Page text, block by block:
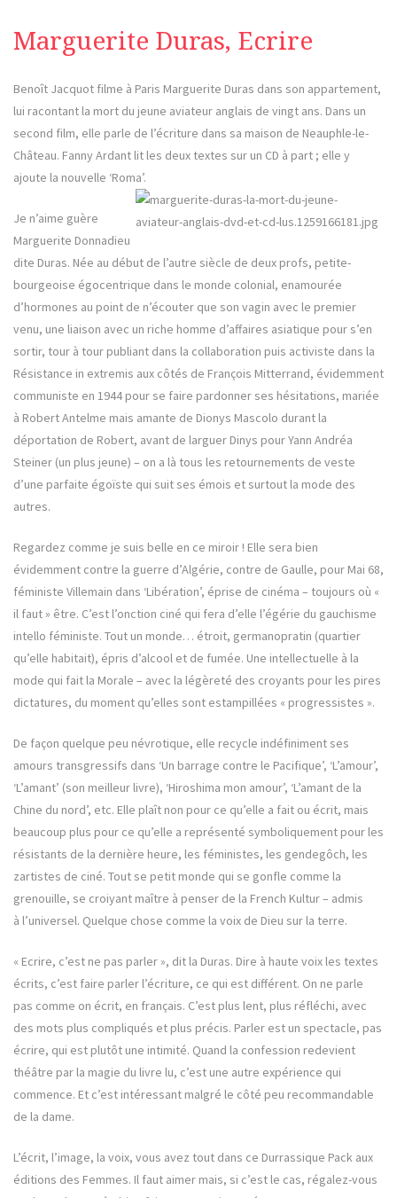
Marguerite Duras, Ecrire
Benoît Jacquot filme à Paris Marguerite Duras dans son appartement,
lui racontant la mort du jeune aviateur anglais de vingt ans. Dans un
second film, elle parle de l’écriture dans sa maison de Neauphle-le-
Château. Fanny Ardant lit les deux textes sur un CD à part ; elle y
ajoute la nouvelle ‘Roma’.
Je n’aime guère
Marguerite Donnadieu
dite Duras. Née au début de l’autre siècle de deux profs, petite-
bourgeoise égocentrique dans le monde colonial, enamourée
d’hormones au point de n’écouter que son vagin avec le premier
venu, une liaison avec un riche homme d’affaires asiatique pour s’en
sortir, tour à tour publiant dans la collaboration puis activiste dans la
Résistance in extremis aux côtés de François Mitterrand, évidemment
communiste en 1944 pour se faire pardonner ses hésitations, mariée
à Robert Antelme mais amante de Dionys Mascolo durant la
déportation de Robert, avant de larguer Dinys pour Yann Andréa
Steiner (un plus jeune) – on a là tous les retournements de veste
d’une parfaite égoïste qui suit ses émois et surtout la mode des
autres.
Regardez comme je suis belle en ce miroir ! Elle sera bien
évidemment contre la guerre d’Algérie, contre de Gaulle, pour Mai 68,
féministe Villemain dans ‘Libération’, éprise de cinéma – toujours où «
il faut » être. C’est l’onction ciné qui fera d’elle l’égérie du gauchisme
intello féministe. Tout un monde… étroit, germanopratin (quartier
qu’elle habitait), épris d’alcool et de fumée. Une intellectuelle à la
mode qui fait la Morale – avec la légèreté des croyants pour les pires
dictatures, du moment qu’elles sont estampillées « progressistes ».
De façon quelque peu névrotique, elle recycle indéfiniment ses
amours transgressifs dans ‘Un barrage contre le Pacifique’, ‘L’amour’,
‘L’amant’ (son meilleur livre), ‘Hiroshima mon amour’, ‘L’amant de la
Chine du nord’, etc. Elle plaît non pour ce qu’elle a fait ou écrit, mais
beaucoup plus pour ce qu’elle a représenté symboliquement pour les
résistants de la dernière heure, les féministes, les gendegôch, les
zartistes de ciné. Tout se petit monde qui se gonfle comme la
grenouille, se croiyant maître à penser de la French Kultur – admis
à l’universel. Quelque chose comme la voix de Dieu sur la terre.
« Ecrire, c’est ne pas parler », dit la Duras. Dire à haute voix les textes
écrits, c’est faire parler l’écriture, ce qui est différent. On ne parle
pas comme on écrit, en français. C’est plus lent, plus réfléchi, avec
des mots plus compliqués et plus précis. Parler est un spectacle, pas
écrire, qui est plutôt une intimité. Quand la confession redevient
théâtre par la magie du livre lu, c’est une autre expérience qui
commence. Et c’est intéressant malgré le côté peu recommandable
de la dame.
L’écrit, l’image, la voix, vous avez tout dans ce Durrassique Pack aux
éditions des Femmes. Il faut aimer mais, si c’est le cas, régalez-vous